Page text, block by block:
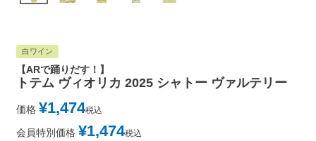
白ワイン
【ARで踊りだす！】
トテム ヴィオリカ 2025 シャトー ヴァルテリー
価格 ¥1,474税込
会員特別価格 ¥1,474税込